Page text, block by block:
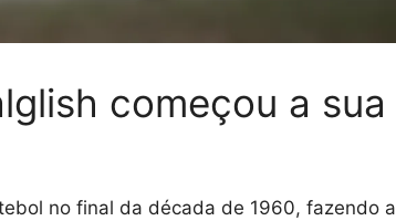
começou a sua
no final da década de 1960, fazendo a